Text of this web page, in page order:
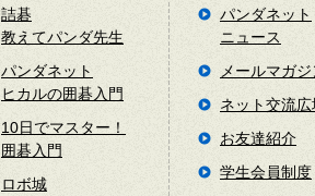
詰碁
教えてパンダ先生
パンダネット
ヒカルの囲碁入門
10日でマスター！
囲碁入門
ロボ城
パンダネット
ニュース
メールマガジ
ネット交流広
お友達紹介
学生会員制度